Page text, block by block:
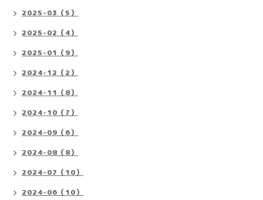
2025-03（5）
2025-02（4）
2025-01（9）
2024-12（2）
2024-11（8）
2024-10（7）
2024-09（6）
2024-08（8）
2024-07（10）
2024-06（10）